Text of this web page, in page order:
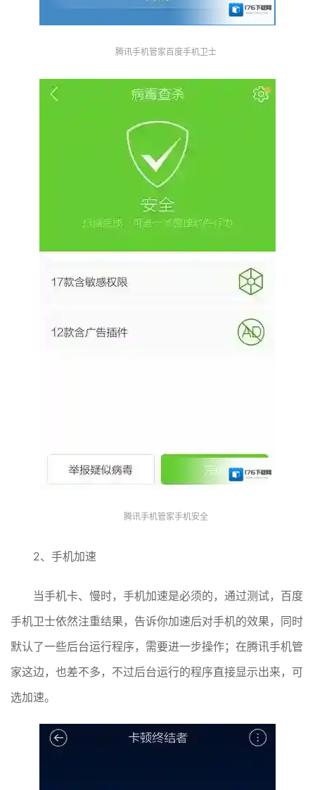
腾讯手机管家百度手机卫士
腾讯手机管家手机安全
2、手机加速
当手机卡、慢时，手机加速是必须的，通过测试，百度
手机卫士依然注重结果，告诉你加速后对手机的效果，同时
默认了一些后台运行程序，需要进一步操作；在腾讯手机管
家这边，也差不多，不过后台运行的程序直接显示出来，可
选加速。